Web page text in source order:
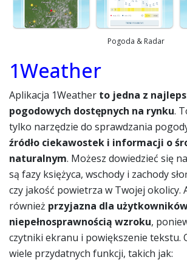
Pogoda & Radar
1Weather
Aplikacja 1Weather to jedna z
pogodowych dostępnych na rynku.
tylko narzędzie do sprawdzania
źródło ciekawostek i informacji o
naturalnym. Możesz dowiedzieć się
są fazy księżyca, wschody i zachody
czy jakość powietrza w Twojej okolicy.
również przyjazna dla
niepełnosprawnością wzroku,
czytniki ekranu i powiększenie tekstu.
wiele przydatnych funkcji, takich jak: